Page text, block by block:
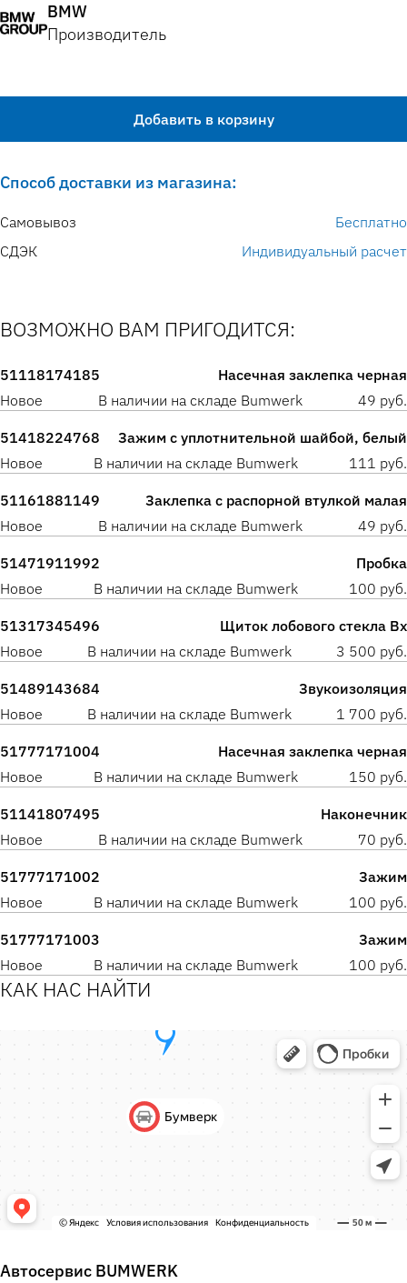
BMW
Производитель
Добавить в корзину
Способ доставки из магазина:
Самовывоз
Бесплатно
СДЭК
Индивидуальный расчет
ВОЗМОЖНО ВАМ ПРИГОДИТСЯ:
51118174185
Насечная заклепка черная
Новое
В наличии на складе Bumwerk 49 руб.
51418224768
Зажим с уплотнительной шайбой, белый
Новое
В наличии на складе Bumwerk 111 руб.
51161881149
Заклепка с распорной втулкой малая
Новое
В наличии на складе Bumwerk 49 руб.
51471911992
Пробка
Новое
В наличии на складе Bumwerk 100 руб.
51317345496
Щиток лобового стекла Вх
Новое
В наличии на складе Bumwerk 3 500 руб.
51489143684
Звукоизоляция
Новое
В наличии на складе Bumwerk 1 700 руб.
51777171004
Насечная заклепка черная
Новое
В наличии на складе Bumwerk 150 руб.
51141807495
Наконечник
Новое
В наличии на складе Bumwerk 70 руб.
51777171002
Зажим
Новое
В наличии на складе Bumwerk 100 руб.
51777171003
Зажим
Новое
В наличии на складе Bumwerk 100 руб.
КАК НАС НАЙТИ
Автосервис BUMWERK